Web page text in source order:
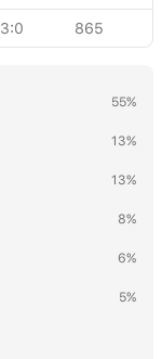
3:0 865
55%
13%
13%
8%
6%
5%